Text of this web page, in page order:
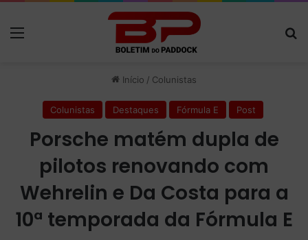
Início / Colunistas
Colunistas Destaques Fórmula E Post
Porsche matém dupla de
pilotos renovando com
Wehrelin e Da Costa para a
10ª temporada da Fórmula E